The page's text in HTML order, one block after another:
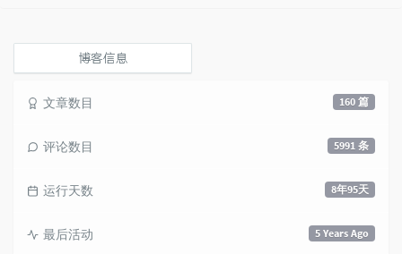
博客信息
160 篇
文章数目
5991 条
评论数目
8年95天
运行天数
5 Years Ago
最后活动